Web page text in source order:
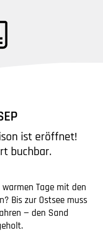
ist eröffnet!
buchbar.
Tage mit den
Bis zur Ostsee muss
— den Sand